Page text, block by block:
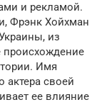
и рекламой.
Фрэнк Хойхман
из
происхождение
Имя
актера своей
ее влияние